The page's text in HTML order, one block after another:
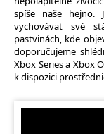
spíše naše hejno.
vychovávat své
pastvinách, kde
doporučujeme
Xbox Series a Xbox
k dispozici